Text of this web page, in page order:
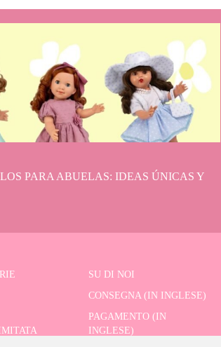
PARA ABUELAS: IDEAS ÚNICAS Y
SU DI NOI
CONSEGNA (IN INGLESE)
PAGAMENTO (IN
INGLESE)